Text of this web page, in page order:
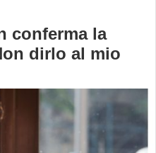
conferma la
dirlo al mio